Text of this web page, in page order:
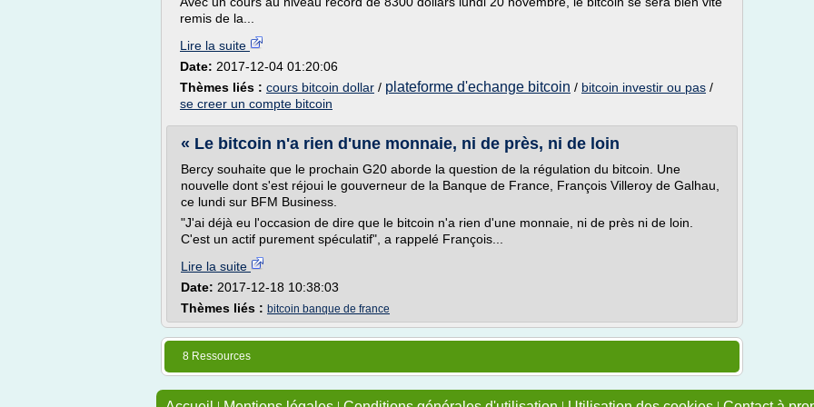
remis de la...
Lire la suite
Date: 2017-12-04 01:20:06
Thèmes liés : cours bitcoin dollar / plateforme d'echange bitcoin / bitcoin investir ou pas /
se creer un compte bitcoin
« Le bitcoin n'a rien d'une monnaie, ni de près, ni de loin
Bercy souhaite que le prochain G20 aborde la question de la régulation du bitcoin. Une
nouvelle dont s'est réjoui le gouverneur de la Banque de France, François Villeroy de Galhau,
ce lundi sur BFM Business.
"J'ai déjà eu l'occasion de dire que le bitcoin n'a rien d'une monnaie, ni de près ni de loin.
C'est un actif purement spéculatif", a rappelé François...
Lire la suite
Date: 2017-12-18 10:38:03
Thèmes liés : bitcoin banque de france
8 Ressources